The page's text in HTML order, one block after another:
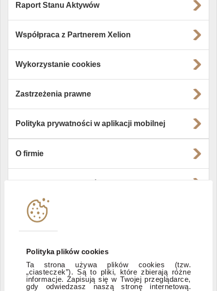
Polityka plików cookies
Ta strona używa plików cookies (tzw.
„ciasteczek”). Są to pliki, które zbierają różne
informacje. Zapisują się w Twojej przeglądarce,
gdy odwiedzasz naszą stronę internetową.
Raport Stanu Aktywów
Współpraca z Partnerem Xelion
Wykorzystanie cookies
Zastrzeżenia prawne
Polityka prywatności w aplikacji mobilnej
O firmie
Instytucje współpracujące
Zastrzeżenia prawne